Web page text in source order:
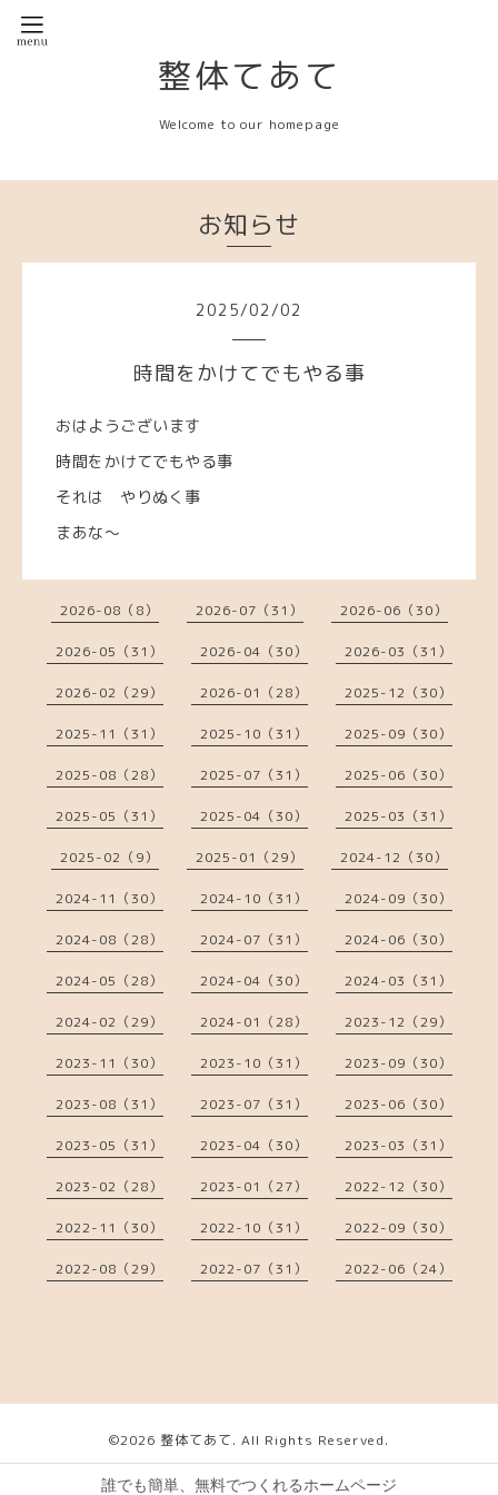
整体てあて
Welcome to our homepage
お知らせ
2025/02/02
時間をかけてでもやる事
おはようございます
時間をかけてでもやる事
それは やりぬく事
まあな～
2026-08（8） 2026-07（31） 2026-06（30）
2026-05（31） 2026-04（30） 2026-03（31）
2026-02（29） 2026-01（28） 2025-12（30）
2025-11（31） 2025-10（31） 2025-09（30）
2025-08（28） 2025-07（31） 2025-06（30）
2025-05（31） 2025-04（30） 2025-03（31）
2025-02（9） 2025-01（29） 2024-12（30）
2024-11（30） 2024-10（31） 2024-09（30）
2024-08（28） 2024-07（31） 2024-06（30）
2024-05（28） 2024-04（30） 2024-03（31）
2024-02（29） 2024-01（28） 2023-12（29）
2023-11（30） 2023-10（31） 2023-09（30）
2023-08（31） 2023-07（31） 2023-06（30）
2023-05（31） 2023-04（30） 2023-03（31）
2023-02（28） 2023-01（27） 2022-12（30）
2022-11（30） 2022-10（31） 2022-09（30）
2022-08（29） 2022-07（31） 2022-06（24）
©2026 整体てあて. All Rights Reserved.
誰でも簡単、無料でつくれるホームページ